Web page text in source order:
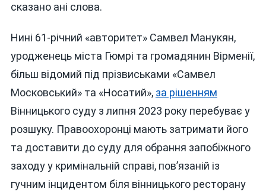
сказано ані слова.
Нині 61-річний «авторитет» Самвел Манукян,
уродженець міста Гюмрі та громадянин Вірменії,
більш відомий під прізвиськами «Самвел
Московський» та «Носатий», за рішенням
Вінницького суду з липня 2023 року перебуває у
розшуку. Правоохоронці мають затримати його
та доставити до суду для обрання запобіжного
заходу у кримінальній справі, пов’язаній із
гучним інцидентом біля вінницького ресторану